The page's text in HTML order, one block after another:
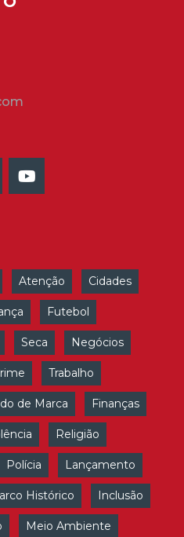
Atenção Cidades
Futebol
Seca Negócios
Trabalho
de Marca Finanças
Religião
Polícia Lançamento
Histórico Inclusão
Meio Ambiente